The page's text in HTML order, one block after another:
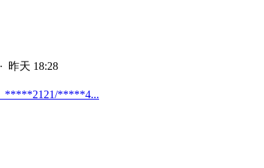
· 昨天 18:28
*****2121/*****4...